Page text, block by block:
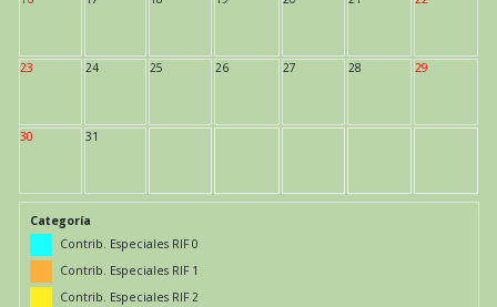
23 24 25 26 27 28 29
30 31
Categoría
Contrib. Especiales RIF 0
Contrib. Especiales RIF 1
Contrib. Especiales RIF 2